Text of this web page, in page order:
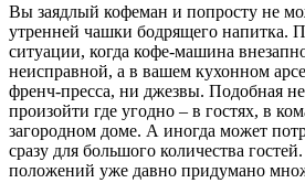
Вы заядлый кофеман и попросту не
утренней чашки бодрящего напитка.
ситуации, когда кофе-машина
неисправной, а в вашем кухонном
френч-пресса, ни джезвы. Подобная
произойти где угодно – в гостях, в
загородном доме. А иногда может
сразу для большого количества
положений уже давно придумано